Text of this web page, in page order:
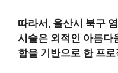
따라서, 울산시 북구
시술은 외적인 아름다
함을 기반으로 한 프